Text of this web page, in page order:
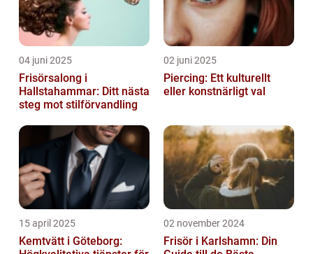
04 juni 2025
Frisörsalong i
Hallstahammar: Ditt nästa
steg mot stilförvandling
02 juni 2025
Piercing: Ett kulturellt
eller konstnärligt val
15 april 2025
Kemtvätt i Göteborg:
02 november 2024
Frisör i Karlshamn: Din